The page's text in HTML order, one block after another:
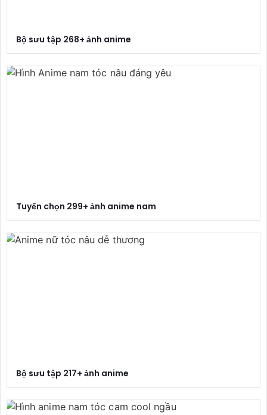
Bộ sưu tập 268+ ảnh anime
Tuyển chọn 299+ ảnh anime nam
Bộ sưu tập 217+ ảnh anime